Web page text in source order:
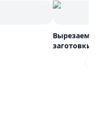
Вырезаем
заготовки